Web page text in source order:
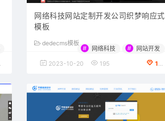
网络科技网站定制开发公司织梦响应式
模板
dedecms模板
# 网络科技 # 网站开发
2023-10-20 195 100金币下载